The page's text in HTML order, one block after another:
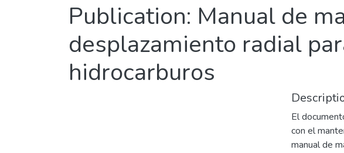
Publication: Manual de
desplazamiento radial
hidrocarburos
El
con el
manual de